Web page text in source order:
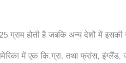
ग्राम होती है जबकि अन्य देशों में
में एक कि.ग्रा. तथा फ्रांस, इंग्लैंड,